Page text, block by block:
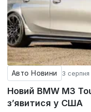
Авто Новини 3
Новий BMW M3
з’явитися у США